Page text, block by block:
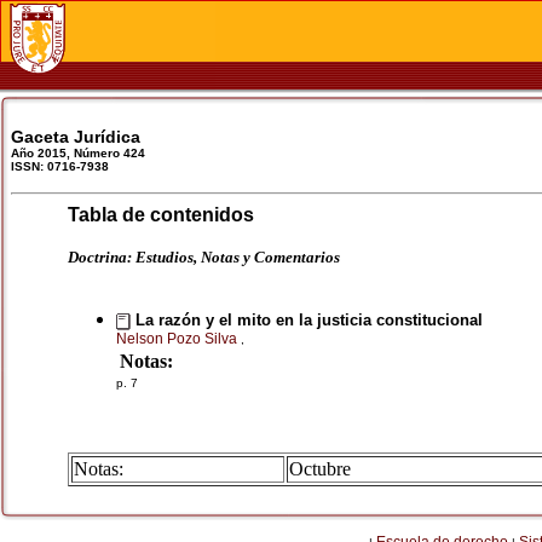
Gaceta Jurídica
Año 2015, Número 424
ISSN: 0716-7938
Tabla de contenidos
Doctrina: Estudios, Notas y Comentarios
La razón y el mito en la justicia constitucional
Nelson Pozo Silva
Notas:
p. 7
Notas: Octubre